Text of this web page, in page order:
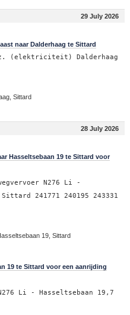
29 July 2026
naar Dalderhaag te Sittard
(elektriciteit) Dalderhaag
Sittard
28 July 2026
Hasseltsebaan 19 te Sittard voor
N276 Li -
241771 240195 243331
19, Sittard
19 te Sittard voor een aanrijding
Li - Hasseltsebaan 19,7